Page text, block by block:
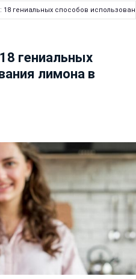
18 гениальных способов
гениальных
лимона в